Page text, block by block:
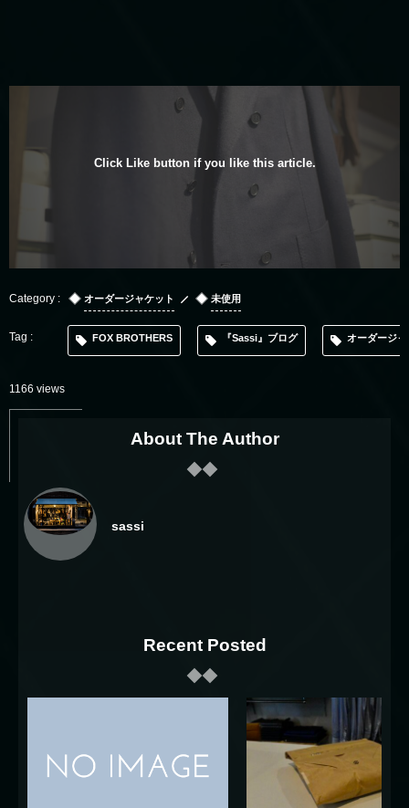
Click Like button if you like this article.
オーダージャケット 未使用
FOX BROTHERS 『Sassi』ブログ オーダージ
1166 views
About The Author
sassi
Recent Posted